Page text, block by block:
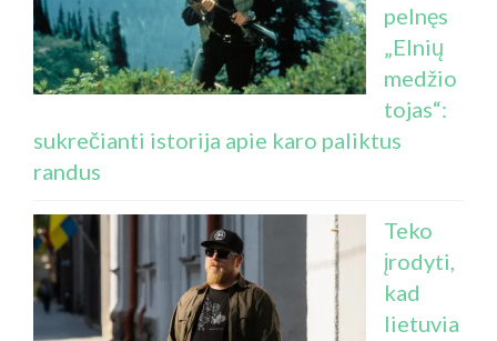
pelnęs
„Elnių
medžio
tojas“:
sukrečianti istorija apie karo paliktus
randus
Teko
įrodyti,
kad
lietuvia